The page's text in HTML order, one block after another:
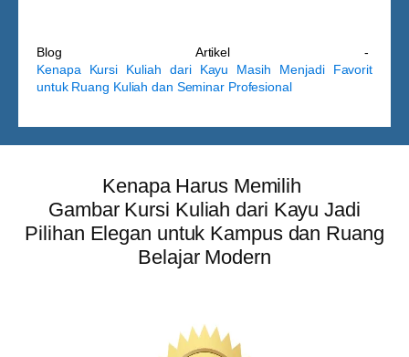
Blog Artikel -
Kenapa Kursi Kuliah dari Kayu Masih Menjadi Favorit
untuk Ruang Kuliah dan Seminar Profesional
Kenapa Harus Memilih
Gambar Kursi Kuliah dari Kayu Jadi
Pilihan Elegan untuk Kampus dan Ruang
Belajar Modern